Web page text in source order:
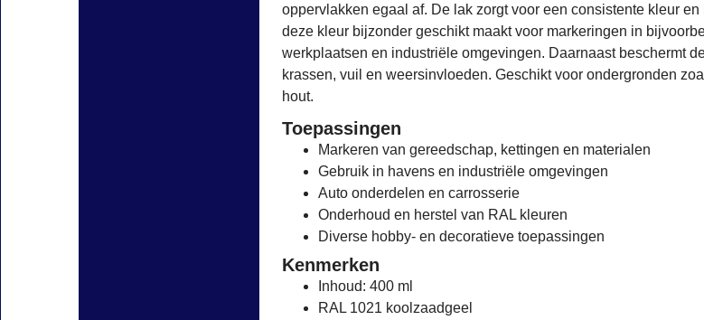
oppervlakken egaal af. De lak zorgt voor een consistente kleur
deze kleur bijzonder geschikt maakt voor markeringen in
werkplaatsen en industriële omgevingen. Daarnaast beschermt
krassen, vuil en weersinvloeden. Geschikt voor ondergronden
hout.
Toepassingen
Markeren van gereedschap, kettingen en materialen
Gebruik in havens en industriële omgevingen
Auto onderdelen en carrosserie
Onderhoud en herstel van RAL kleuren
Diverse hobby- en decoratieve toepassingen
Kenmerken
Inhoud: 400 ml
RAL 1021 koolzaadgeel